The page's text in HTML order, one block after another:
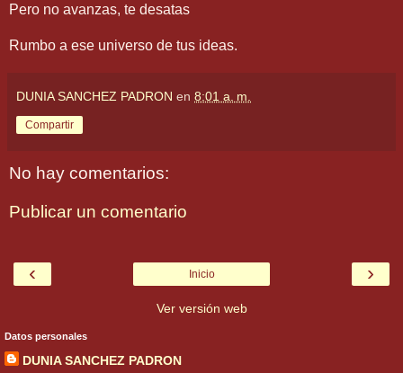
Pero no avanzas, te desatas
Rumbo a ese universo de tus ideas.
DUNIA SANCHEZ PADRON en 8:01 a. m.
Compartir
No hay comentarios:
Publicar un comentario
‹ ›
Inicio
Ver versión web
Datos personales
DUNIA SANCHEZ PADRON